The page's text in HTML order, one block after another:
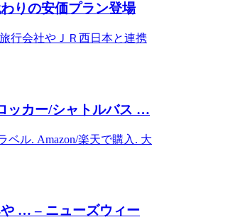
りの安価プラン登場
行会社やＪＲ西日本と連携
ッカー/シャトルバス …
ベル. Amazon/楽天で購入. 大
… – ニューズウィー